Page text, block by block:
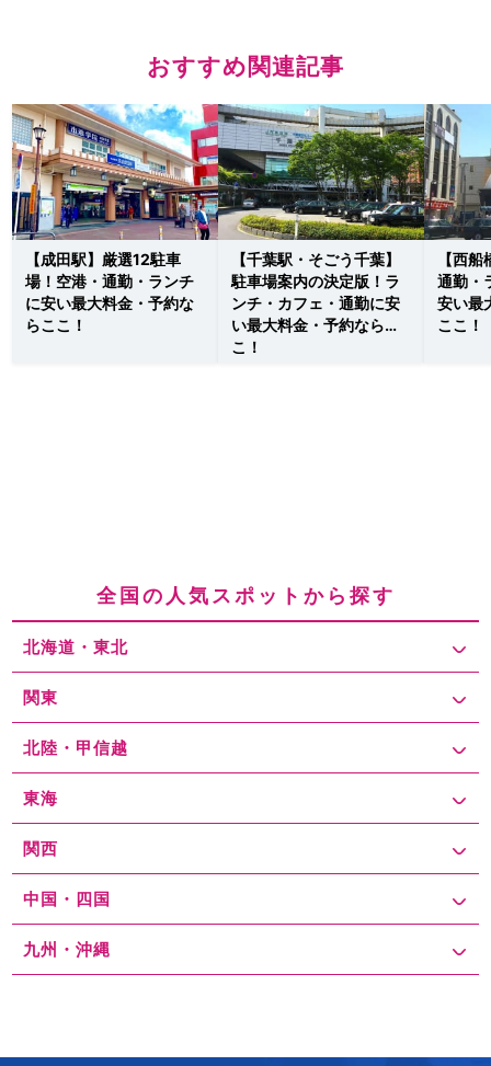
おすすめ関連記事
【成田駅】厳選12駐車
場！空港・通勤・ランチ
に安い最大料金・予約な
らここ！
【千葉駅・そごう千葉】
駐車場案内の決定版！ラ
ンチ・カフェ・通勤に安
い最大料金・予約ならこ
こ！
【西
通勤・
安い最
ここ！
全国の人気スポットから探す
北海道・東北
関東
北陸・甲信越
東海
関西
中国・四国
九州・沖縄